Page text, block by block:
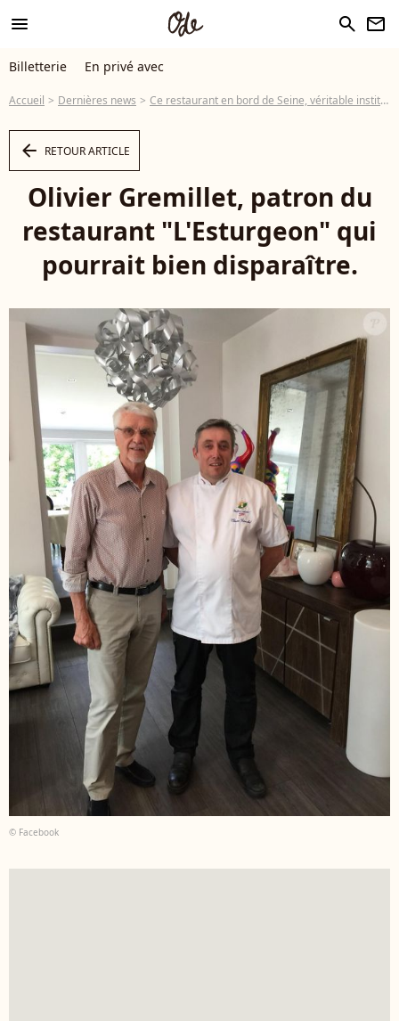
menu search newsletter
Billetterie En privé avec
Accueil Dernières news Ce restaurant en bord de Seine, véritable institution depuis 200 ans, à deux doigts de la fermeture
arrow_left RETOUR ARTICLE
Olivier Gremillet, patron du
restaurant "L'Esturgeon" qui
pourrait bien disparaître.
© Facebook